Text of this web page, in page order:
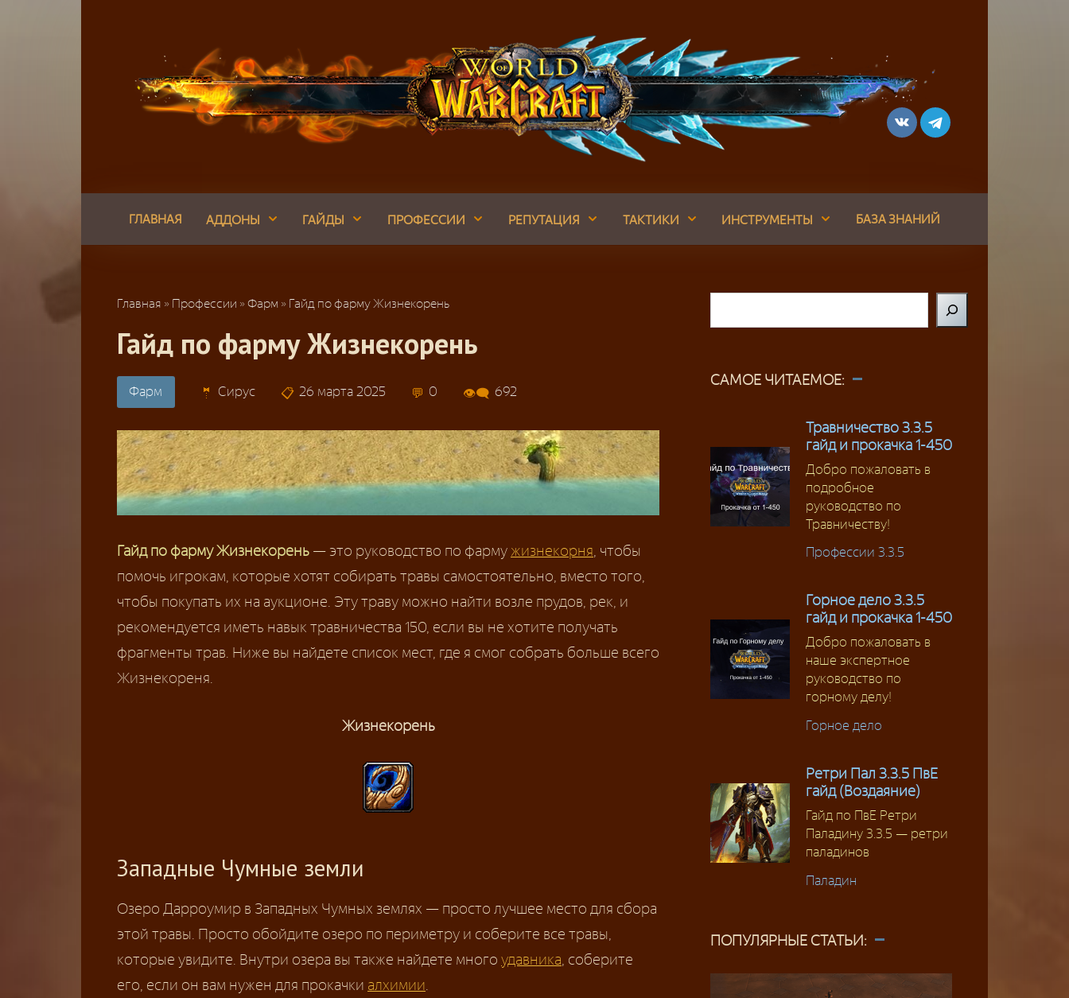
ГЛАВНАЯ АДДОНЫ ГАЙДЫ ПРОФЕССИИ РЕПУТАЦИЯ ТАКТИКИ ИНСТРУМЕНТЫ БАЗА ЗНАНИЙ
Главная » Профессии »Фарм » Гайд по фарму Жизнекорень
Гайд по фарму Жизнекорень
Фарм Сирус 26 марта 2025 0 692
Гайд по фарму Жизнекорень — это руководство по фарму жизнекорня , чтобы
помочь игрокам, которые хотят собирать травы самостоятельно, вместо того,
чтобы покупать их на аукционе. Эту траву можно найти возле прудов, рек, и
рекомендуется иметь навык травничества 150, если вы не хотите получать
фрагменты трав. Ниже вы найдете список мест, где я смог собрать больше всего
Жизнекореня.
Жизнекорень
Западные Чумные земли
Озеро Дарроумир в Западных Чумных землях — просто лучшее место для сбора
этой травы. Просто обойдите озеро по периметру и соберите все травы,
которые увидите. Внутри озера вы также найдете много удавника, соберите
его, если он вам нужен для прокачки алхимии.
САМОЕ ЧИТАЕМОЕ:
Травничество 3.3.5
гайд и прокачка 1-450
Добро пожаловать в
подробное
руководство по
Травничеству!
Профессии 3.3.5
Горное дело 3.3.5
гайд и прокачка 1-450
Добро пожаловать в
наше экспертное
руководство по
горному делу!
Горное дело
Ретри Пал 3.3.5 ПвЕ
гайд (Воздаяние)
Гайд по ПвЕ Ретри
Паладину 3.3.5 — ретри
паладинов
Паладин
ПОПУЛЯРНЫЕ СТАТЬИ: